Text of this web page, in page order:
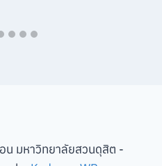
น มหาวิทยาลัยสวนดุสิต -